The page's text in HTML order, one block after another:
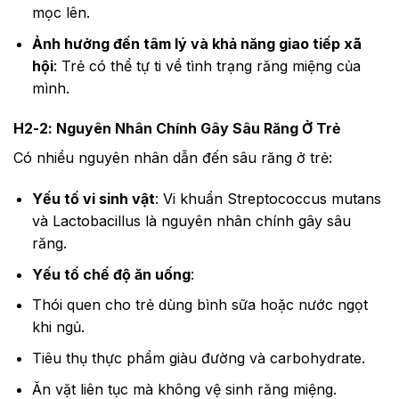
mọc lên.
Ảnh hưởng đến tâm lý và khả năng giao tiếp xã
hội: Trẻ có thể tự ti về tình trạng răng miệng của
mình.
H2-2: Nguyên Nhân Chính Gây Sâu Răng Ở Trẻ
Có nhiều nguyên nhân dẫn đến sâu răng ở trẻ:
Yếu tố vi sinh vật: Vi khuẩn Streptococcus mutans
và Lactobacillus là nguyên nhân chính gây sâu
răng.
Yếu tố chế độ ăn uống:
Thói quen cho trẻ dùng bình sữa hoặc nước ngọt
khi ngủ.
Tiêu thụ thực phẩm giàu đường và carbohydrate.
Ăn vặt liên tục mà không vệ sinh răng miệng.